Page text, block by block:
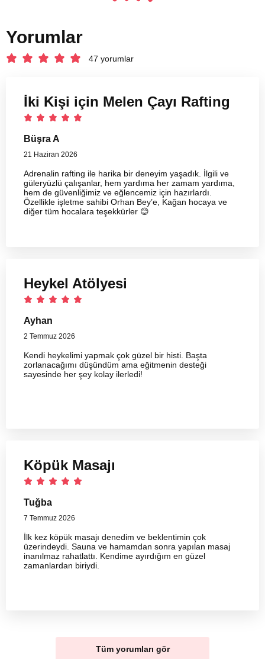
Yorumlar
47 yorumlar
İki Kişi için Melen Çayı Rafting
Büşra A
21 Haziran 2026
Adrenalin rafting ile harika bir deneyim yaşadık. İlgili ve
güleryüzlü çalışanlar, hem yardıma her zamam yardıma,
hem de güvenliğimiz ve eğlencemiz için hazırlardı.
Özellikle işletme sahibi Orhan Bey’e, Kağan hocaya ve
diğer tüm hocalara teşekkürler 😊
Heykel Atölyesi
Ayhan
2 Temmuz 2026
Kendi heykelimi yapmak çok güzel bir histi. Başta
zorlanacağımı düşündüm ama eğitmenin desteği
sayesinde her şey kolay ilerledi!
Köpük Masajı
Tuğba
7 Temmuz 2026
İlk kez köpük masajı denedim ve beklentimin çok
üzerindeydi. Sauna ve hamamdan sonra yapılan masaj
inanılmaz rahatlattı. Kendime ayırdığım en güzel
zamanlardan biriydi.
Tüm yorumları gör